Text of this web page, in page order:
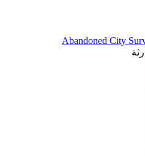
Abandoned City